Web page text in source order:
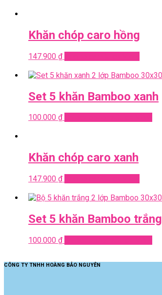
Khăn chóp caro hồng
147.900 ₫
Set 5 khăn Bamboo xanh
100.000 ₫
Khăn chóp caro xanh
147.900 ₫
Set 5 khăn Bamboo trắng
100.000 ₫
CÔNG TY TNHH HOÀNG BẢO NGUYÊN